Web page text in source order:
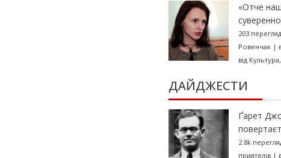
«Отче
203
Ровенчак|
від Культура,
ДАЙДЖЕСТИ
Ґарет
2.8k
приятелів|